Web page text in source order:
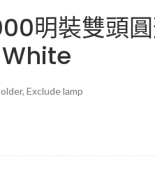
明裝雙頭
Exclude lamp